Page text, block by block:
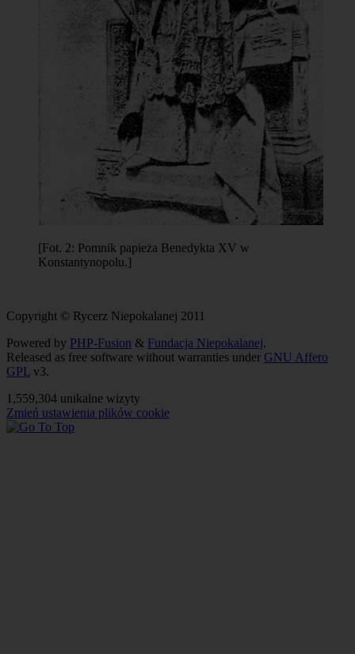
[Fot. 2: Pomnik papieża Benedykta XV w
Konstantynopolu.]
Copyright © Rycerz Niepokalanej 2011
Powered by PHP-Fusion & Fundacja Niepokalanej.
Released as free software without warranties under GNU Affero
GPL v3.
1,559,304 unikalne wizyty
Zmień ustawienia plików cookie